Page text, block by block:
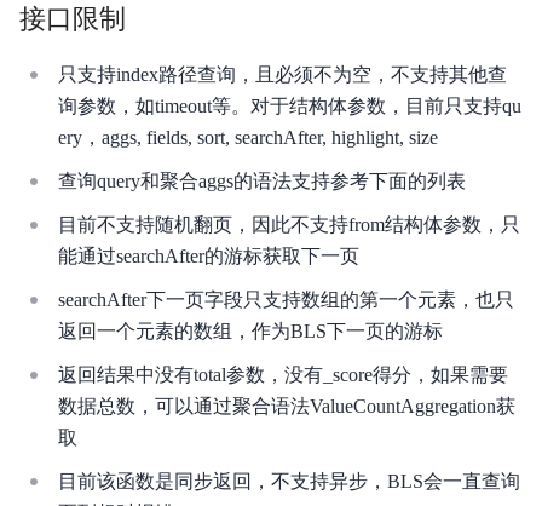
功能发布记录
产品描述
产品定价
快速入门
操作指南
开发指南
接口限制
只支持index路径查询，且必须不为空，不支持其他查
询参数，如timeout等。对于结构体参数，目前只支持qu
ery，aggs, fields, sort, searchAfter, highlight, size
查询query和聚合aggs的语法支持参考下面的列表
目前不支持随机翻页，因此不支持from结构体参数，只
能通过searchAfter的游标获取下一页
searchAfter下一页字段只支持数组的第一个元素，也只
返回一个元素的数组，作为BLS下一页的游标
返回结果中没有total参数，没有_score得分，如果需要
数据总数，可以通过聚合语法ValueCountAggregation获
取
目前该函数是同步返回，不支持异步，BLS会一直查询